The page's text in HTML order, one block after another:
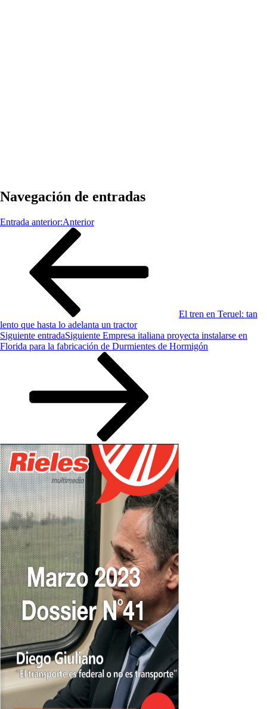
Navegación de entradas
Entrada anterior:Anterior
El tren en Teruel: tan
lento que hasta lo adelanta un tractor
Siguiente entradaSiguiente Empresa italiana proyecta instalarse en
Florida para la fabricación de Durmientes de Hormigón